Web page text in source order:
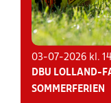
03-07-2026 kl.
DBU LOLLAND-
SOMMERFERIEN